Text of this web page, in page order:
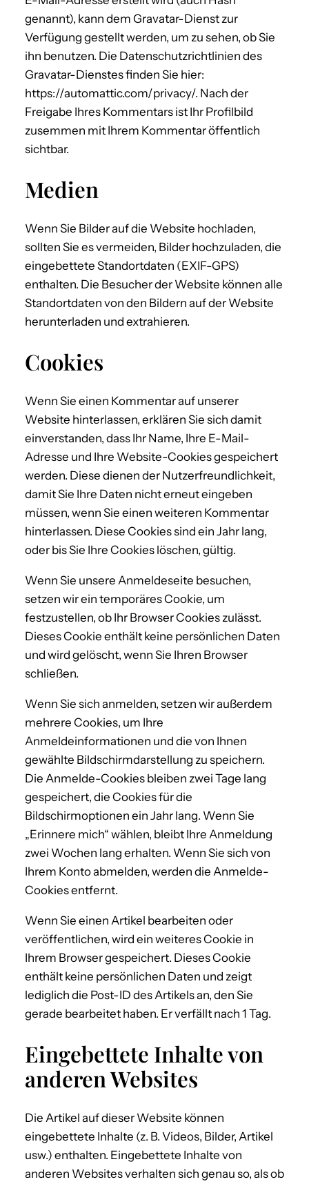
genannt), kann dem Gravatar-Dienst zur
Verfügung gestellt werden, um zu sehen, ob Sie
ihn benutzen. Die Datenschutzrichtlinien des
Gravatar-Dienstes finden Sie hier:
https://automattic.com/privacy/. Nach der
Freigabe Ihres Kommentars ist Ihr Profilbild
zusemmen mit Ihrem Kommentar öffentlich
sichtbar.
Medien
Wenn Sie Bilder auf die Website hochladen,
sollten Sie es vermeiden, Bilder hochzuladen, die
eingebettete Standortdaten (EXIF-GPS)
enthalten. Die Besucher der Website können alle
Standortdaten von den Bildern auf der Website
herunterladen und extrahieren.
Cookies
Wenn Sie einen Kommentar auf unserer
Website hinterlassen, erklären Sie sich damit
einverstanden, dass Ihr Name, Ihre E-Mail-
Adresse und Ihre Website-Cookies gespeichert
werden. Diese dienen der Nutzerfreundlichkeit,
damit Sie Ihre Daten nicht erneut eingeben
müssen, wenn Sie einen weiteren Kommentar
hinterlassen. Diese Cookies sind ein Jahr lang,
oder bis Sie Ihre Cookies löschen, gültig.
Wenn Sie unsere Anmeldeseite besuchen,
setzen wir ein temporäres Cookie, um
festzustellen, ob Ihr Browser Cookies zulässt.
Dieses Cookie enthält keine persönlichen Daten
und wird gelöscht, wenn Sie Ihren Browser
schließen.
Wenn Sie sich anmelden, setzen wir außerdem
mehrere Cookies, um Ihre
Anmeldeinformationen und die von Ihnen
gewählte Bildschirmdarstellung zu speichern.
Die Anmelde-Cookies bleiben zwei Tage lang
gespeichert, die Cookies für die
Bildschirmoptionen ein Jahr lang. Wenn Sie
„Erinnere mich“ wählen, bleibt Ihre Anmeldung
zwei Wochen lang erhalten. Wenn Sie sich von
Ihrem Konto abmelden, werden die Anmelde-
Cookies entfernt.
Wenn Sie einen Artikel bearbeiten oder
veröffentlichen, wird ein weiteres Cookie in
Ihrem Browser gespeichert. Dieses Cookie
enthält keine persönlichen Daten und zeigt
lediglich die Post-ID des Artikels an, den Sie
gerade bearbeitet haben. Er verfällt nach 1 Tag.
Eingebettete Inhalte von
anderen Websites
Die Artikel auf dieser Website können
eingebettete Inhalte (z. B. Videos, Bilder, Artikel
usw.) enthalten. Eingebettete Inhalte von
anderen Websites verhalten sich genau so, als ob